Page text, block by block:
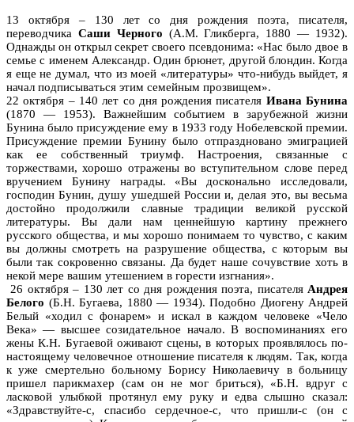
13 октября – 130 лет со дня рождения поэта, писателя,
переводчика Саши Черного (А.М. Гликберга, 1880 — 1932).
Однажды он открыл секрет своего псевдонима: «Нас было двое в
семье с именем Александр. Один брюнет, другой блондин. Когда
я еще не думал, что из моей «литературы» что-нибудь выйдет, я
начал подписываться этим семейным прозвищем».
22 октября – 140 лет со дня рождения писателя Ивана Бунина
(1870 — 1953). Важнейшим событием в зарубежной жизни
Бунина было присуждение ему в 1933 году Нобелевской премии.
Присуждение премии Бунину было отпраздновано эмиграцией
как ее собственный триумф. Настроения, связанные с
торжествами, хорошо отражены во вступительном слове перед
вручением Бунину награды. «Вы досконально исследовали,
господин Бунин, душу ушедшей России и, делая это, вы весьма
достойно продолжили славные традиции великой русской
литературы. Вы дали нам ценнейшую картину прежнего
русского общества, и мы хорошо понимаем то чувство, с каким
вы должны смотреть на разрушение общества, с которым вы
были так сокровенно связаны. Да будет наше сочувствие хоть в
некой мере вашим утешением в горести изгнания».
26 октября – 130 лет со дня рождения поэта, писателя Андрея
Белого (Б.Н. Бугаева, 1880 — 1934). Подобно Диогену Андрей
Белый «ходил с фонарем» и искал в каждом человеке «Чело
Века» — высшее созидательное начало. В воспоминаниях его
жены К.Н. Бугаевой оживают сцены, в которых проявлялось по-
настоящему человечное отношение писателя к людям. Так, когда
к уже смертельно больному Борису Николаевичу в больницу
пришел парикмахер (сам он не мог бриться), «Б.Н. вдруг с
ласковой улыбкой протянул ему руку и едва слышно сказал:
«Здравствуйте-с, спасибо сердечное-с, что пришли-с (он с